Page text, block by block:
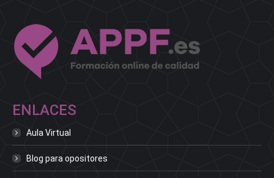
ENLACES
Aula Virtual
Blog para opositores